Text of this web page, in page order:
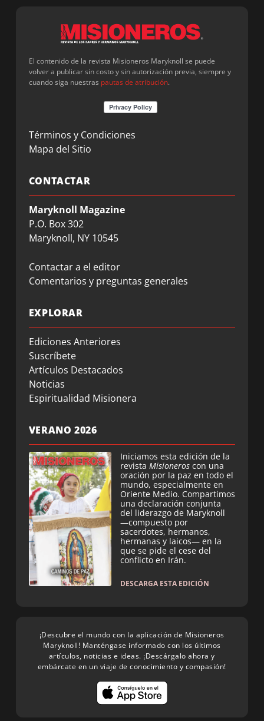
El contenido de la revista Misioneros Maryknoll se puede
volver a publicar sin costo y sin autorización previa, siempre y
cuando siga nuestras pautas de atribución.
Términos y Condiciones
Mapa del Sitio
CONTACTAR
Maryknoll Magazine
P.O. Box 302
Maryknoll, NY 10545
Contactar a el editor
Comentarios y preguntas generales
EXPLORAR
Ediciones Anteriores
Suscríbete
Artículos Destacados
Noticias
Espiritualidad Misionera
VERANO 2026
Iniciamos esta edición de la
revista Misioneros con una
oración por la paz en todo el
mundo, especialmente en
Oriente Medio. Compartimos
una declaración conjunta
del liderazgo de Maryknoll
—compuesto por
sacerdotes, hermanos,
hermanas y laicos— en la
que se pide el cese del
conflicto en Irán.
DESCARGA ESTA EDICIÓN
¡Descubre el mundo con la aplicación de Misioneros
Maryknoll! Manténgase informado con los últimos
artículos, noticias e ideas. ¡Descárgalo ahora y
embárcate en un viaje de conocimiento y compasión!